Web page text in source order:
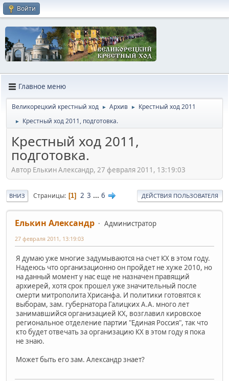
Войти
Главное меню
Великорецкий крестный ход ► Архив ► Крестный ход 2011
► Крестный ход 2011, подготовка.
Крестный ход 2011,
подготовка.
Автор Елькин Александр, 27 февраля 2011, 13:19:03
ВНИЗ Страницы 1 2 3 ... 6 ДЕЙСТВИЯ ПОЛЬЗОВАТЕЛЯ
Елькин Александр Администратор
27 февраля 2011, 13:19:03
Я думаю уже многие задумываются на счет КХ в этом году.
Надеюсь что организационно он пройдет не хуже 2010, но
на данный момент у нас еще не назначен правящий
архиерей, хотя срок прошел уже значительный после
смерти митрополита Хрисанфа. И политики готовятся к
выборам, зам. губернатора Галицких А.А. много лет
занимавшийся организацией КХ, возглавил кировское
региональное отделение партии "Единая Россия", так что
кто будет отвечать за организацию КХ в этом году я пока
не знаю.
Может быть его зам. Александр знает?